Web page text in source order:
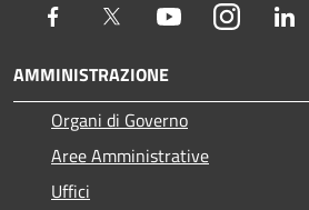
Facebook Twitter YoutubeInstagram
AMMINISTRAZIONE
Organi di Governo
Aree Amministrative
Uffici